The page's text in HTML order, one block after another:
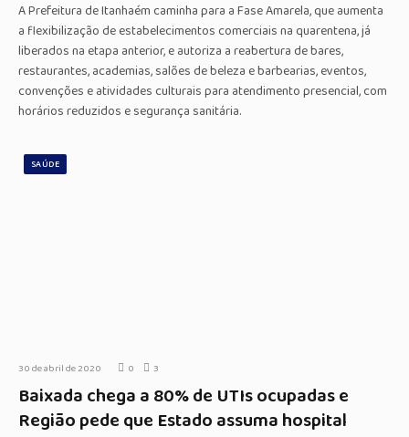
A Prefeitura de Itanhaém caminha para a Fase Amarela, que aumenta
a flexibilização de estabelecimentos comerciais na quarentena, já
liberados na etapa anterior, e autoriza a reabertura de bares,
restaurantes, academias, salões de beleza e barbearias, eventos,
convenções e atividades culturais para atendimento presencial, com
horários reduzidos e segurança sanitária.
SAÚDE
30 de abril de 2020 0 3
Baixada chega a 80% de UTIs ocupadas e
Região pede que Estado assuma hospital